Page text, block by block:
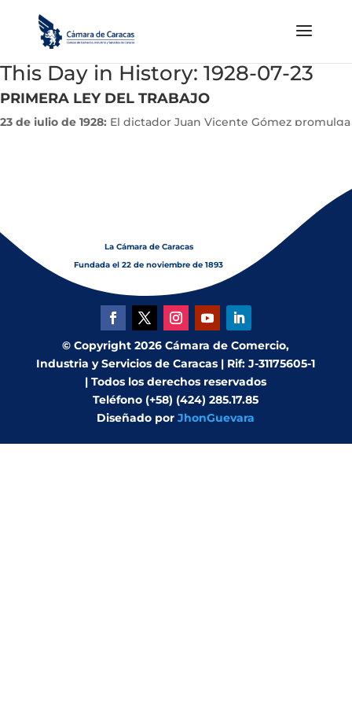
This Day in History: 1928-07-23
PRIMERA LEY DEL TRABAJO
23 de julio de 1928: El dictador Juan Vicente Gómez promulga
La Cámara de Caracas
Fundada el 22 de noviembre de 1893
© Copyright 2026 Cámara de Comercio,
Industria y Servicios de Caracas | Rif: J-31175605-1
| Todos los derechos reservados
Teléfono (+58) (424) 285.17.85
Diseñado porJhonGuevara